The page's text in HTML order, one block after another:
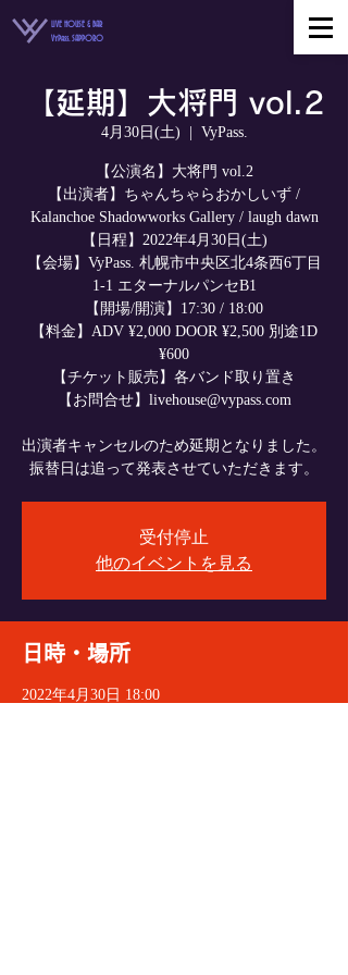
LIVE HOUSE & BAR
VyPass. SAPPORO
【延期】大将門 vol.2
4月30日(土) VyPass.
【公演名】大将門 vol.2
【出演者】ちゃんちゃらおかしいず /
Kalanchoe Shadowworks Gallery / laugh dawn
【日程】2022年4月30日(土)
【会場】VyPass. 札幌市中央区北4条西6丁目
1-1 エターナルパンセB1
【開場/開演】17:30 / 18:00
【料金】ADV ¥2,000 DOOR ¥2,500 別途1D
¥600
【チケット販売】各バンド取り置き
【お問合せ】livehouse@vypass.com
出演者キャンセルのため延期となりました。
振替日は追って発表させていただきます。
受付停止
他のイベントを見る
日時・場所
2022年4月30日 18:00